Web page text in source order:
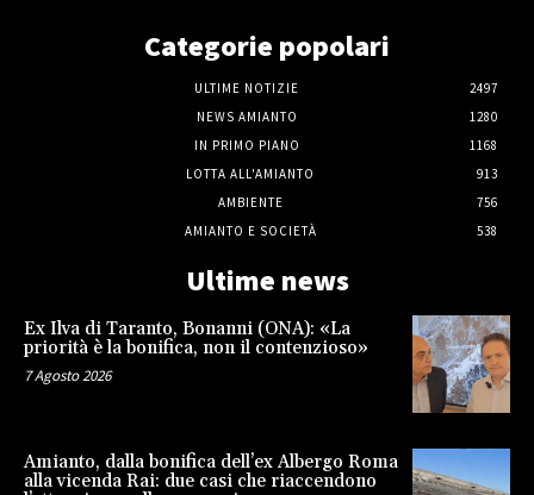
Categorie popolari
ULTIME NOTIZIE
2497
NEWS AMIANTO
1280
IN PRIMO PIANO
1168
LOTTA ALL'AMIANTO
913
AMBIENTE
756
AMIANTO E SOCIETÀ
538
Ultime news
Ex Ilva di Taranto, Bonanni (ONA): «La
priorità è la bonifica, non il contenzioso»
7 Agosto 2026
Amianto, dalla bonifica dell’ex Albergo Roma
alla vicenda Rai: due casi che riaccendono